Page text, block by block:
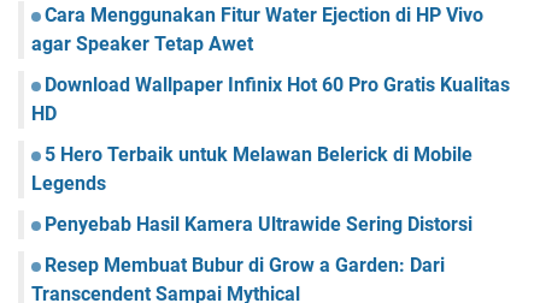
Cara Menggunakan Fitur Water Ejection di HP Vivo
agar Speaker Tetap Awet
Download Wallpaper Infinix Hot 60 Pro Gratis Kualitas
HD
5 Hero Terbaik untuk Melawan Belerick di Mobile
Legends
Penyebab Hasil Kamera Ultrawide Sering Distorsi
Resep Membuat Bubur di Grow a Garden: Dari
Transcendent Sampai Mythical